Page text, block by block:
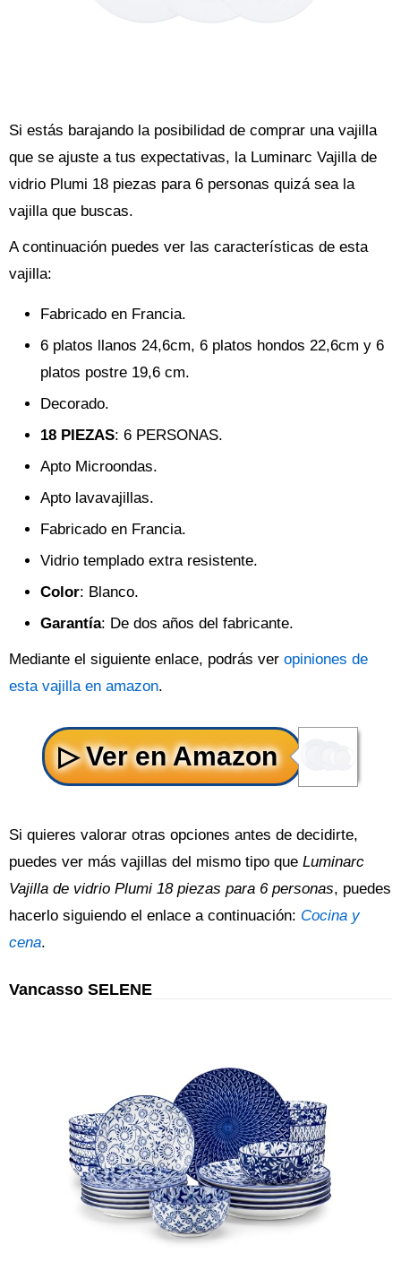
Si estás barajando la posibilidad de comprar una vajilla
que se ajuste a tus expectativas, la Luminarc Vajilla de
vidrio Plumi 18 piezas para 6 personas quizá sea la
vajilla que buscas.
A continuación puedes ver las características de esta
vajilla:
Fabricado en Francia.
6 platos llanos 24,6cm, 6 platos hondos 22,6cm y 6
platos postre 19,6 cm.
Decorado.
18 PIEZAS: 6 PERSONAS.
Apto Microondas.
Apto lavavajillas.
Fabricado en Francia.
Vidrio templado extra resistente.
Color: Blanco.
Garantía: De dos años del fabricante.
Mediante el siguiente enlace, podrás ver opiniones de
esta vajilla en amazon.
Si quieres valorar otras opciones antes de decidirte,
puedes ver más vajillas del mismo tipo que Luminarc
Vajilla de vidrio Plumi 18 piezas para 6 personas, puedes
hacerlo siguiendo el enlace a continuación: Cocina y
cena.
Vancasso SELENE